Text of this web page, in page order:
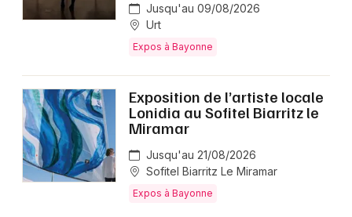
Jusqu'au 09/08/2026
Urt
Expos à Bayonne
Exposition de l’artiste locale
Lonidia au Sofitel Biarritz le
Miramar
Jusqu'au 21/08/2026
Sofitel Biarritz Le Miramar
Expos à Bayonne